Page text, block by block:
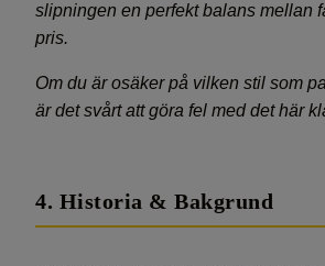
slipningen en perfekt balans mellan
pris.
Om du är osäker på vilken stil som
är det svårt att göra fel med det här
4. Historia & Bakgrund